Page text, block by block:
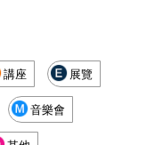
講座 展覽
音樂會